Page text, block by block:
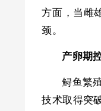
方面，当雌
颈。
产卵期
鲟鱼繁
技术取得突